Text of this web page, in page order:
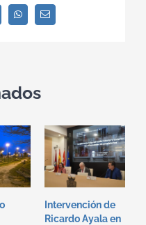
WhatsAppCorreo
electrónico
Intervención de
Ricardo Ayala en